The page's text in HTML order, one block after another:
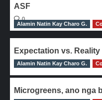
ASF
0
Alamin Natin Kay Charo G.
Expectation vs.
0
Alamin Natin Kay Charo G.
Microgreens, ano nga